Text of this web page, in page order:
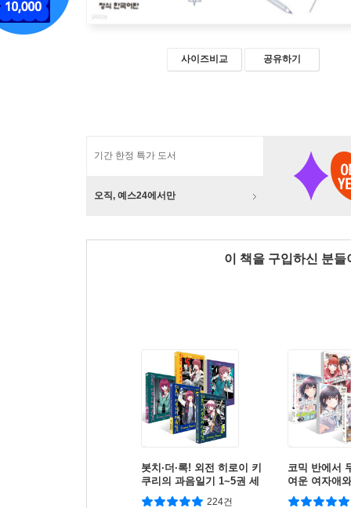
사이즈비교 공유하기
기간 한정 특가 도서
오직, 예스24에서만
이 책을 구입하신 분
봇치·더·록! 외전 히로이 키
쿠리의 과음일기 1~5권 세
트
224건
코믹 반에서
여운 여자애
다 1~5권 세트